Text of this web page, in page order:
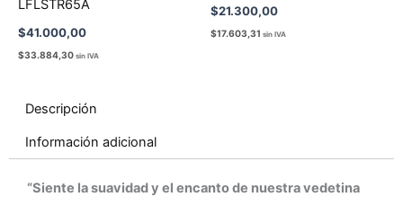
LFLSTR65A
$41.000,00
$33.884,30 sin IVA
$21.300,00
$17.603,31 sin IVA
Descripción
Información adicional
“Siente la suavidad y el encanto de nuestra vedetina